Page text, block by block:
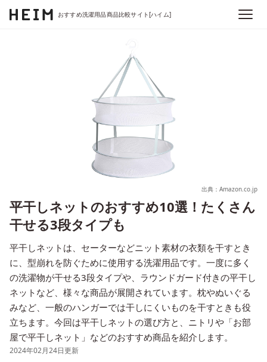
おすすめ洗濯用品商品比較サイト[ハイム]
出典：Amazon.co.jp
平干しネットのおすすめ10選！たくさん
干せる3段タイプも
平干しネットは、セーターなどニット素材の衣類を干すとき
に、型崩れを防ぐために使用する洗濯用品です。一度に多く
の洗濯物が干せる3段タイプや、ラウンドガード付きの平干し
ネットなど、様々な商品が展開されています。枕やぬいぐる
みなど、一般のハンガーでは干しにくいものを干すときも役
立ちます。今回は平干しネットの選び方と、ニトリや「お部
屋で平干しネット」などのおすすめ商品を紹介します。
2024年02月24日更新